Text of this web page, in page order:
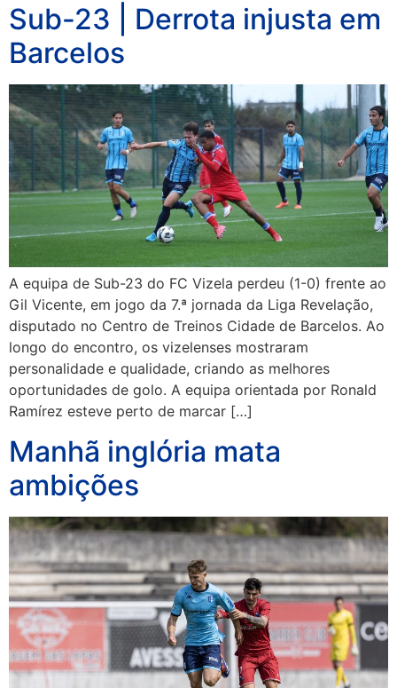
Sub-23 | Derrota injusta em
Barcelos
A equipa de Sub-23 do FC Vizela perdeu (1-0) frente ao
Gil Vicente, em jogo da 7.ª jornada da Liga Revelação,
disputado no Centro de Treinos Cidade de Barcelos. Ao
longo do encontro, os vizelenses mostraram
personalidade e qualidade, criando as melhores
oportunidades de golo. A equipa orientada por Ronald
Ramírez esteve perto de marcar […]
Manhã inglória mata
ambições